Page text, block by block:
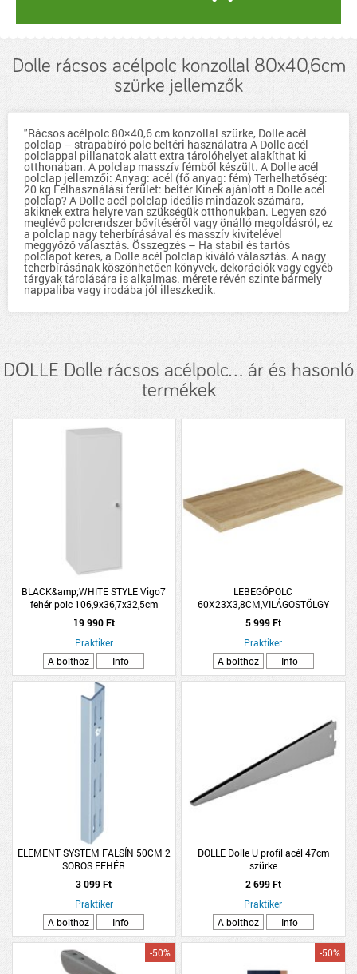
Dolle rácsos acélpolc konzollal 80x40,6cm
szürke jellemzők
"Rácsos acélpolc 80×40,6 cm konzollal szürke, Dolle acél
polclap – strapabíró polc beltéri használatra A Dolle acél
polclappal pillanatok alatt extra tárolóhelyet alakíthat ki
otthonában. A polclap masszív fémből készült. A Dolle acél
polclap jellemzői: Anyag: acél (fő anyag: fém) Terhelhetőség:
20 kg Felhasználási terület: beltér Kinek ajánlott a Dolle acél
polclap? A Dolle acél polclap ideális mindazok számára,
akiknek extra helyre van szükségük otthonukban. Legyen szó
meglévő polcrendszer bővítéséről vagy önálló megoldásról, ez
a polclap nagy teherbírásával és masszív kivitelével
meggyőző választás. Összegzés – Ha stabil és tartós
polclapot keres, a Dolle acél polclap kiváló választás. A nagy
teherbírásának köszönhetően könyvek, dekorációk vagy egyéb
tárgyak tárolására is alkalmas. mérete révén szinte bármely
nappaliba vagy irodába jól illeszkedik.
DOLLE Dolle rácsos acélpolc... ár és hasonló
termékek
BLACK&amp;WHITE STYLE Vigo7
fehér polc 106,9x36,7x32,5cm
19 990 Ft
Praktiker
A bolthoz
Info
LEBEGŐPOLC
60X23X3,8CM,VILÁGOSTÖLGY
(311911)
5 999 Ft
Praktiker
A bolthoz
Info
ELEMENT SYSTEM FALSÍN 50CM 2
SOROS FEHÉR
3 099 Ft
Praktiker
A bolthoz
Info
DOLLE Dolle U profil acél 47cm
szürke
2 699 Ft
Praktiker
A bolthoz
Info
-50% -50%